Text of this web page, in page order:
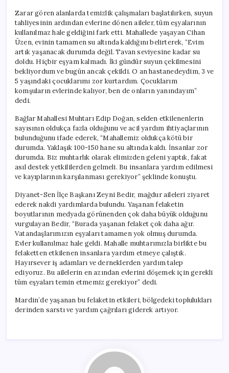
Zarar gören alanlarda temizlik çalışmaları başlatılırken, suyun
tahliyesinin ardından evlerine dönen aileler, tüm eşyalarının
kullanılmaz hale geldiğini fark etti. Mahallede yaşayan Cihan
Üzen, evinin tamamen su altında kaldığını belirterek, “Evim
artık yaşanacak durumda değil. Tavan seviyesine kadar su
doldu. Hiçbir eşyam kalmadı. İki gündür suyun çekilmesini
bekliyordum ve bugün ancak çekildi. O an hastanedeydim, 3 ve
5 yaşındaki çocuklarımı zor kurtardım. Çocuklarım
komşuların evlerinde kalıyor, ben de onların yanındayım”
dedi.
Bağlar Mahallesi Muhtarı Edip Doğan, selden etkilenenlerin
sayısının oldukça fazla olduğunu ve acil yardım ihtiyaçlarının
bulunduğunu ifade ederek, “Mahallemiz oldukça kötü bir
durumda. Yaklaşık 100-150 hane su altında kaldı. İnsanlar zor
durumda. Biz muhtarlık olarak elimizden geleni yaptık, fakat
asıl destek yetkililerden gelmeli. Bu insanlara yardım edilmesi
ve kayıplarının karşılanması gerekiyor” şeklinde konuştu.
Diyanet-Sen İlçe Başkanı Zeyni Bedir, mağdur aileleri ziyaret
ederek nakdi yardımlarda bulundu. Yaşanan felaketin
boyutlarının medyada görünenden çok daha büyük olduğunu
vurgulayan Bedir, “Burada yaşanan felaket çok daha ağır.
Vatandaşlarımızın eşyaları tamamen yok olmuş durumda.
Evler kullanılmaz hale geldi. Mahalle muhtarımızla birlikte bu
felaketten etkilenen insanlara yardım etmeye çalıştık.
Hayırsever iş adamları ve derneklerden yardım talep
ediyoruz. Bu ailelerin en azından evlerini döşemek için gerekli
tüm eşyaları temin etmemiz gerekiyor” dedi.
Mardin’de yaşanan bu felaketin etkileri, bölgedeki toplulukları
derinden sarstı ve yardım çağrıları giderek artıyor.